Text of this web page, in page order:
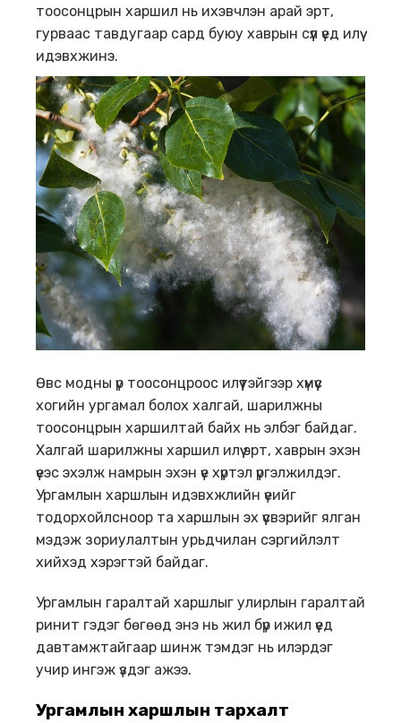
тоосонцрын харшил нь ихэвчлэн арай эрт,
гурваас тавдугаар сард буюу хаврын сүүл үед илүү
идэвхжинэ.
Өвс модны үр тоосонцроос илүүтэйгээр хүмүүс
хогийн ургамал болох халгай, шарилжны
тоосонцрын харшилтай байх нь элбэг байдаг.
Халгай шарилжны харшил илүү эрт, хаврын эхэн
үеэс эхэлж намрын эхэн үе хүртэл үргэлжилдэг.
Ургамлын харшлын идэвхжлийн үеийг
тодорхойлсноор та харшлын эх үүсвэрийг ялган
мэдэж зориулалтын урьдчилан сэргийлэлт
хийхэд хэрэгтэй байдаг.
Ургамлын гаралтай харшлыг улирлын гаралтай
ринит гэдэг бөгөөд энэ нь жил бүр ижил үед
давтамжтайгаар шинж тэмдэг нь илэрдэг
учир ингэж үздэг ажээ.
Ургамлын харшлын тархалт